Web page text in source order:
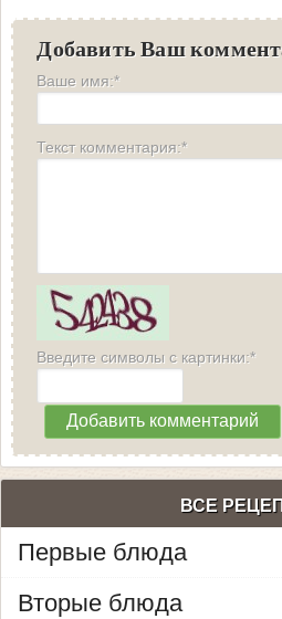
Добавить Ваш
Ваше имя:*
Текст комментария:*
Введите символы с картинки:*
ВСЕ
Первые блюда
Вторые блюда